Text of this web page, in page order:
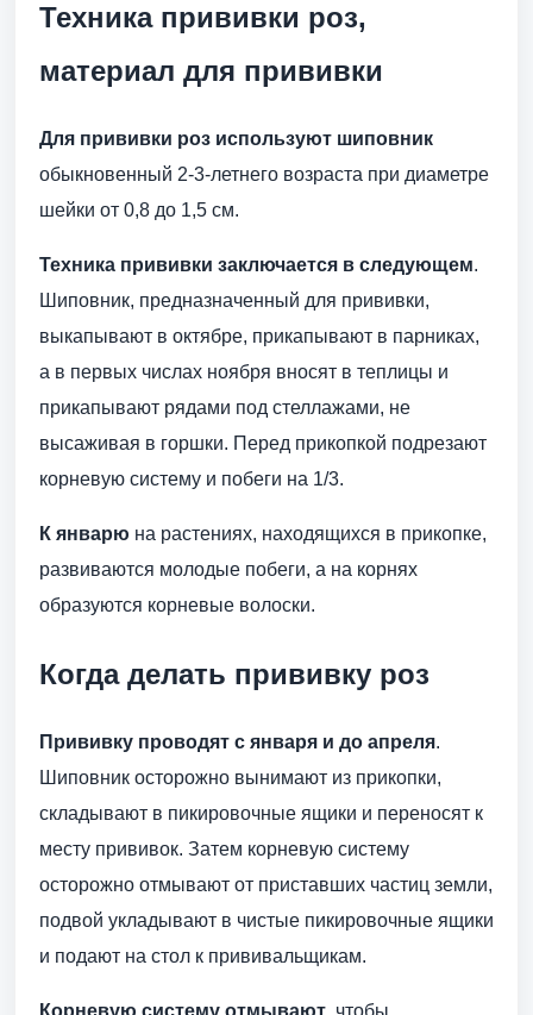
Техника прививки роз,
материал для прививки
Для прививки роз используют шиповник
обыкновенный 2-3-летнего возраста при диаметре
шейки от 0,8 до 1,5 см.
Техника прививки заключается в следующем.
Шиповник, предназначенный для прививки,
выкапывают в октябре, прикапывают в парниках,
а в первых числах ноября вносят в теплицы и
прикапывают рядами под стеллажами, не
высаживая в горшки. Перед прикопкой подрезают
корневую систему и побеги на 1/3.
К январю на растениях, находящихся в прикопке,
развиваются молодые побеги, а на корнях
образуются корневые волоски.
Когда делать прививку роз
Прививку проводят с января и до апреля.
Шиповник осторожно вынимают из прикопки,
складывают в пикировочные ящики и переносят к
месту прививок. Затем корневую систему
осторожно отмывают от приставших частиц земли,
подвой укладывают в чистые пикировочные ящики
и подают на стол к прививальщикам.
Корневую систему отмывают , чтобы